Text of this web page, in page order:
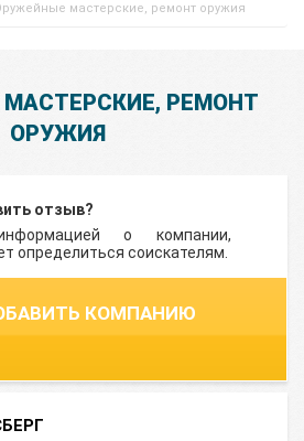
мастерские, ремонт оружия
РЕМОНТ
ОРУЖИЯ
отзыв?
о компании,
определиться соискателям.
КОМПАНИЮ